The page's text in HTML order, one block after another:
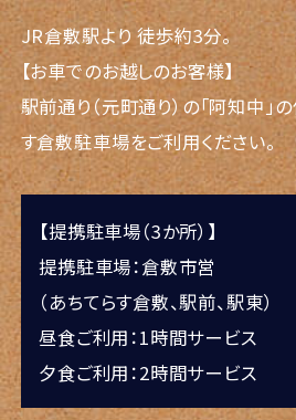
JR倉敷駅より 徒歩約3分。
【お車でのお越しのお客様】
駅前通り（元町通り）の「阿知中」
す倉敷駐車場をご利用ください。
【提携駐車場（3か所）】
提携駐車場：倉敷市営
（あちてらす倉敷、駅前、駅東）
昼食ご利用：1時間サービス
夕食ご利用：2時間サービス